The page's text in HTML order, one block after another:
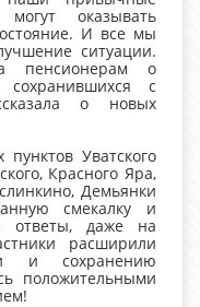
оказывать
И все мы
ситуации.
пенсионерам о
с
о новых
Уватского
Красного Яра,
Демьянки
смекалку и
ответы, даже на
расширили
и сохранению
положительными